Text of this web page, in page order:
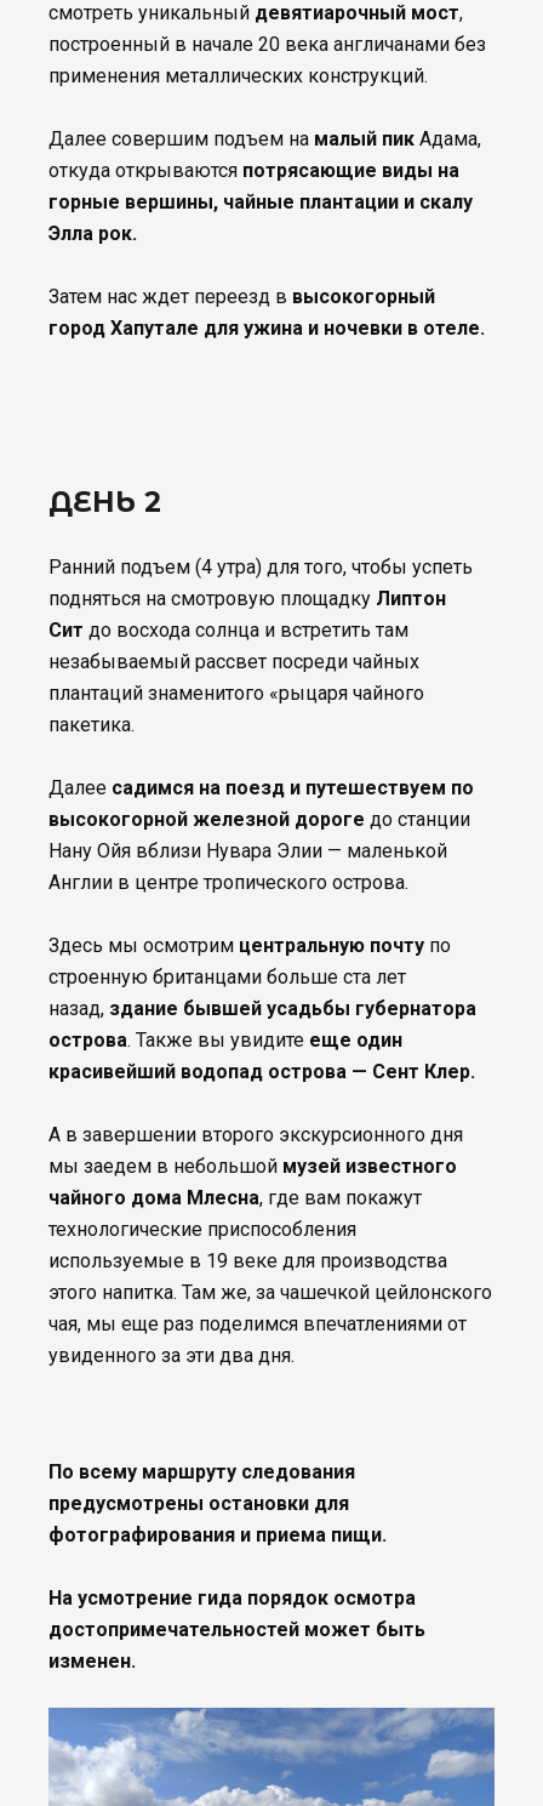
смотреть уникальный девятиарочный мост,
построенный в начале 20 века англичанами без
применения металлических конструкций.
Далее совершим подъем на малый пик Адама,
откуда открываются потрясающие виды на
горные вершины, чайные плантации и скалу
Элла рок.
Затем нас ждет переезд в высокогорный
город Хапутале для ужина и ночевки в отеле.
ДЕНЬ 2
Ранний подъем (4 утра) для того, чтобы успеть
подняться на смотровую площадку Липтон
Сит до восхода солнца и встретить там
незабываемый рассвет посреди чайных
плантаций знаменитого «рыцаря чайного
пакетика.
Далее садимся на поезд и путешествуем по
высокогорной железной дороге до станции
Нану Ойя вблизи Нувара Элии — маленькой
Англии в центре тропического острова.
Здесь мы осмотрим центральную почту по
строенную британцами больше ста лет
назад, здание бывшей усадьбы губернатора
острова. Также вы увидите еще один
красивейший водопад острова — Сент Клер.
А в завершении второго экскурсионного дня
мы заедем в небольшой музей известного
чайного дома Млесна, где вам покажут
технологические приспособления
используемые в 19 веке для производства
этого напитка. Там же, за чашечкой цейлонского
чая, мы еще раз поделимся впечатлениями от
увиденного за эти два дня.
По всему маршруту следования
предусмотрены остановки для
фотографирования и приема пищи.
На усмотрение гида порядок осмотра
достопримечательностей может быть
изменен.